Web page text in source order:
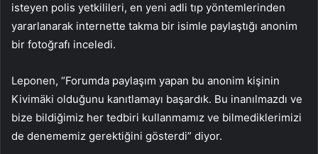
isteyen polis yetkilileri, en yeni adli tıp yöntemlerinden
yararlanarak internette takma bir isimle paylaştığı anonim
bir fotoğrafı inceledi.
Leponen, “Forumda paylaşım yapan bu anonim kişinin
Kivimäki olduğunu kanıtlamayı başardık. Bu inanılmazdı ve
bize bildiğimiz her tedbiri kullanmamız ve bilmediklerimizi
de denememiz gerektiğini gösterdi” diyor.